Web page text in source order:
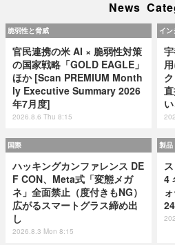
News
脆弱性と脅威
官民連携の米 AI × 脆弱性対策
の国家戦略「GOLD EAGLE」
ほか [Scan PREMIUM Month
ly Executive Summary 2026
年7月度]
2026.8.6 Thu 8:15
イン
国際
ハッキングカンファレンス DE
F CON、Meta式「変態メガ
ネ」全面禁止（度付きもNG）
広がるスマートグラス締め出
し
2026.8.3 Mon 8:15
製品
4